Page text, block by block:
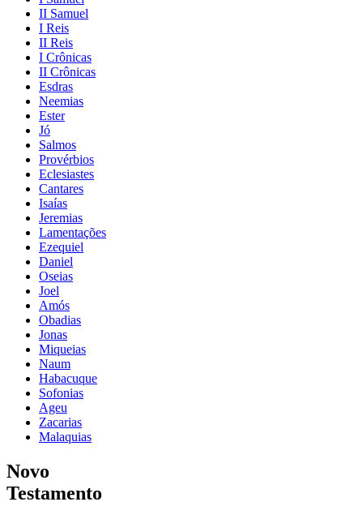
II Samuel
I Reis
II Reis
I Crônicas
II Crônicas
Esdras
Neemias
Ester
Jó
Salmos
Provérbios
Eclesiastes
Cantares
Isaías
Jeremias
Lamentações
Ezequiel
Daniel
Oseias
Joel
Amós
Obadias
Jonas
Miqueias
Naum
Habacuque
Sofonias
Ageu
Zacarias
Malaquias
Novo
Testamento